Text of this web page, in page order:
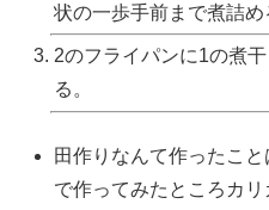
状の一歩手前まで煮詰め
2のフライパンに1の煮
る。
田作りなんて作ったこ
で作ってみたところカ